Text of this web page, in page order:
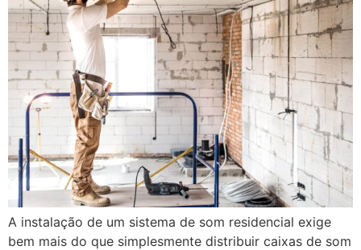
A instalação de um sistema de som residencial exige
bem mais do que simplesmente distribuir caixas de som